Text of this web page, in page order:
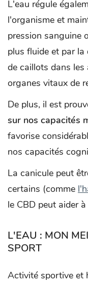
L'eau régule
l'organisme et
pression sanguine
plus fluide et par
de caillots dans les
organes vitaux de
De plus, il est
sur nos capacités
favorise
nos capacités
La canicule peut
certains (comme
le CBD peut aider
L'EAU : MON
SPORT
Activité sportive et